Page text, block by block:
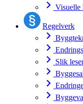
Visuelle
Regelverk
Slik